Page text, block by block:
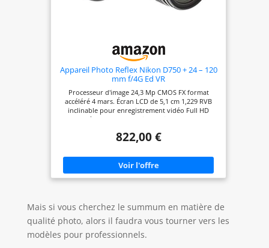
Appareil Photo Reflex Nikon D750 + 24 – 120
mm f/4G Ed VR
Processeur d'image 24,3 Mp CMOS FX format
accéléré 4 mars. Écran LCD de 5,1 cm 1,229 RVB
inclinable pour enregistrement vidéo Full HD
1080p à 60 fps Fx 3500 Ii 51-Point Af Capteur
Sensor Groupe de capteurs en continu jusqu'à 6,5
Connectivité 120 mm F / 4G Ed Vr
822,00 €
Mais si vous cherchez le summum en matière de
qualité photo, alors il faudra vous tourner vers les
modèles pour professionnels.